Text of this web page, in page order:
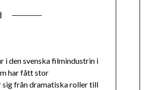
i den svenska filmindustrin i
har fått stor
sig från dramatiska roller till